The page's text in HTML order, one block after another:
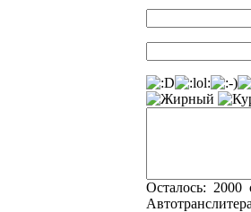
Осталось: 2000